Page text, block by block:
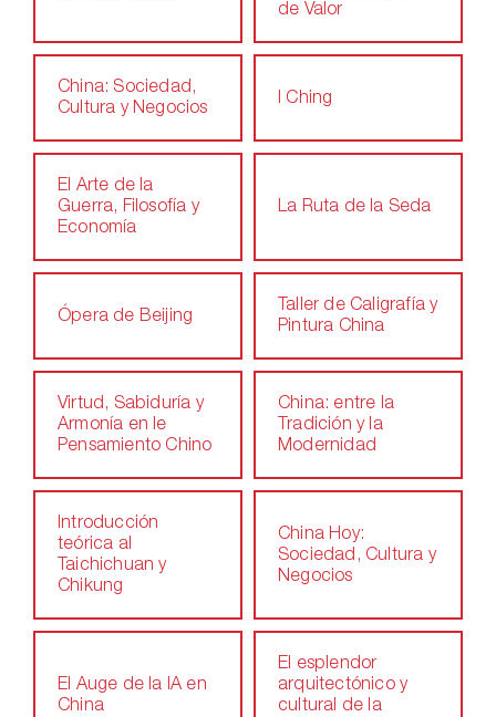
de Valor
China: Sociedad,
Cultura y Negocios
I Ching
El Arte de la
Guerra, Filosofía y
Economía
La Ruta de la Seda
Ópera de Beijing
Taller de Caligrafía y
Pintura China
Virtud, Sabiduría y
Armonía en le
Pensamiento Chino
China: entre la
Tradición y la
Modernidad
Introducción
teórica al
Taichichuan y
Chikung
China Hoy:
Sociedad, Cultura y
Negocios
El Auge de la IA en
China
El esplendor
arquitectónico y
cultural de la